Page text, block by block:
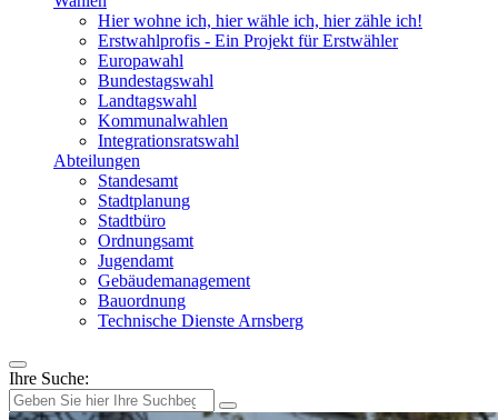
Hier wohne ich, hier wähle ich, hier zähle ich!
Erstwahlprofis - Ein Projekt für Erstwähler
Europawahl
Bundestagswahl
Landtagswahl
Kommunalwahlen
Integrationsratswahl
Abteilungen
Standesamt
Stadtplanung
Stadtbüro
Ordnungsamt
Jugendamt
Gebäudemanagement
Bauordnung
Technische Dienste Arnsberg
Ihre Suche: